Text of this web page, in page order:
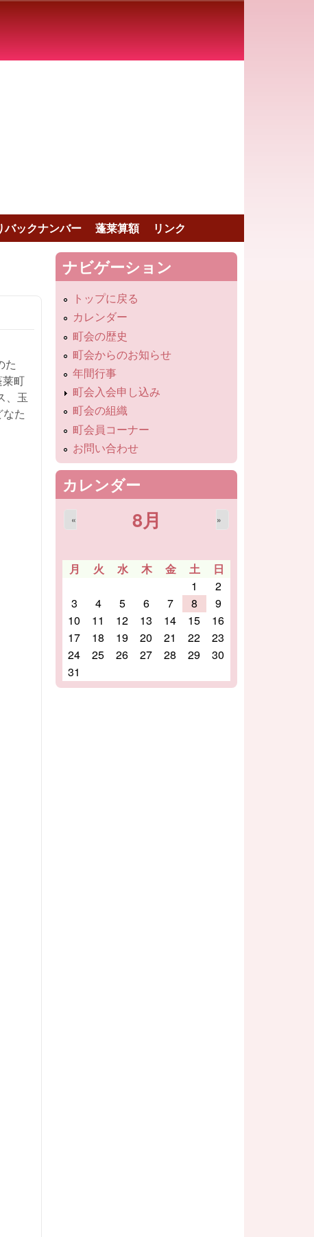
バックナンバー 蓬莱算額 リンク
た
町
、玉
た
ナビゲーション
トップに戻る
カレンダー
町会の歴史
町会からのお知らせ
年間行事
町会入会申し込み
町会の組織
町会員コーナー
お問い合わせ
カレンダー
8月
« »
月 火 水 木 金 土
日
1
2
3
4 5 6 7 8
9
10
11 12 13 14 15
16
17
18 19 20 21 22
23
24
25 26 27 28 29
30
31